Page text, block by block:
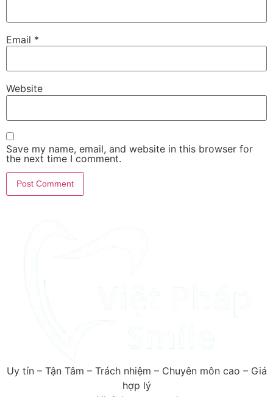
Email *
Website
Save my name, email, and website in this browser for
the next time I comment.
Uy tín – Tận Tâm – Trách nhiệm – Chuyên môn cao – Giá
hợp lý